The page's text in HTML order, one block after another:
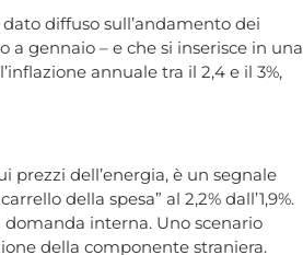
diffuso sull’andamento dei
gennaio – e che si inserisce in una
annuale tra il 2,4 e il 3%,
prezzi dell’energia, è un segnale
della spesa” al 2,2% dall’1,9%.
interna. Uno scenario
della componente straniera.